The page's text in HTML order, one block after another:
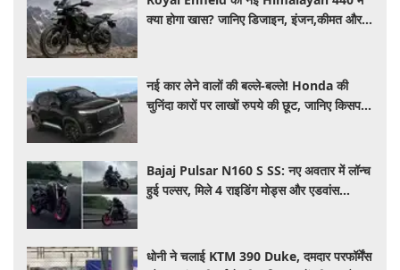
क्या होगा खास? जानिए डिजाइन, इंजन,कीमत और
नई कार लेने वालों की बल्ले-बल्ले! Honda की
चुनिंदा कारों पर लाखों रुपये की छूट, जानिए किसपर-
Bajaj Pulsar N160 S SS: नए अवतार में लॉन्च
हुई पल्सर, मिले 4 राइडिंग मोड्स और एडवांस
धोनी ने चलाई KTM 390 Duke, दमदार परफॉर्मेंस